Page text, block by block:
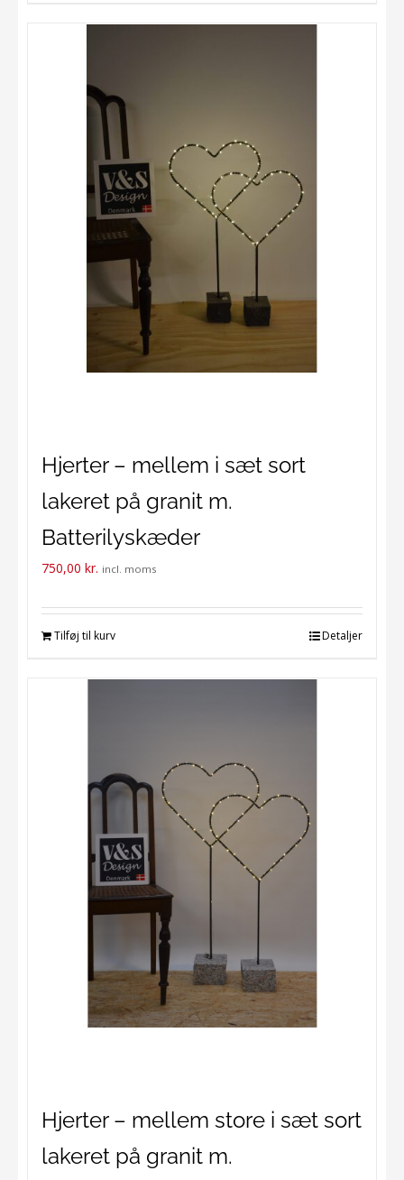
Hjerter – mellem i sæt sort
lakeret på granit m.
Batterilyskæder
750,00 kr. incl. moms
Tilføj til kurv Detaljer
Hjerter – mellem store i sæt sort
lakeret på granit m.